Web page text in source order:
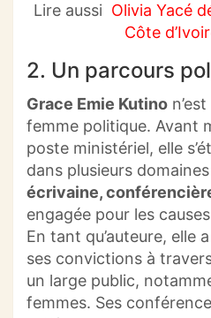
Lire aussi Olivia Yacé
Côte
2. Un parcours
Grace Emie Kutino
femme politique. Avant
poste ministériel, elle
dans plusieurs
écrivaine,
engagée pour les
En tant qu’auteure, elle
ses convictions à
un large public,
femmes. Ses